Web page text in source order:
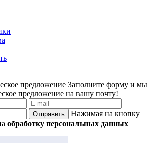
предложение Заполните форму и мы
предложение на вашу почту!
Отправить
Нажимая на кнопку
обработку персональных данных